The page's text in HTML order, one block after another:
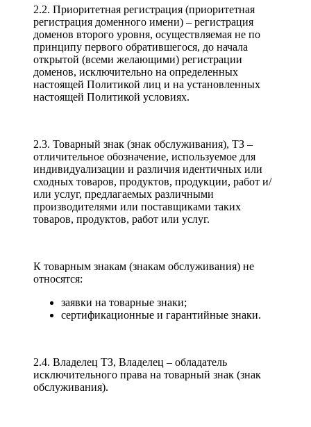
2.2. Приоритетная регистрация (приоритетная
регистрация доменного имени) – регистрация
доменов второго уровня, осуществляемая не по
принципу первого обратившегося, до начала
открытой (всеми желающими) регистрации
доменов, исключительно на определенных
настоящей Политикой лиц и на установленных
настоящей Политикой условиях.
2.3. Товарный знак (знак обслуживания), ТЗ –
отличительное обозначение, используемое для
индивидуализации и различия идентичных или
сходных товаров, продуктов, продукции, работ и/
или услуг, предлагаемых различными
производителями или поставщиками таких
товаров, продуктов, работ или услуг.
К товарным знакам (знакам обслуживания) не
относятся:
заявки на товарные знаки;
сертификационные и гарантийные знаки.
2.4. Владелец ТЗ, Владелец – обладатель
исключительного права на товарный знак (знак
обслуживания).